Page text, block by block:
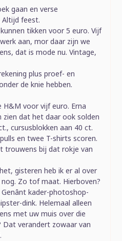
gaan en verse
Altijd feest.
tikken voor 5 euro. Vijf
aan, mor daar zijn we
dat is mode nu. Vintage,
plus proef- en
de knie hebben.
H&M voor vijf euro. Erna
zien dat het daar ook solden
cursusblokken aan 40 ct.
en twee T-shirts scoren.
trouwens bij dat rokje van
gisteren heb ik er al over
Zo tof maat. Hierboven?
kader-photoshop-
dink. Helemaal alleen
met uw muis over die
verandert zowaar van